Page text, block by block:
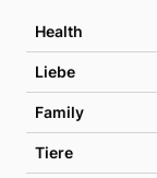
Health
Liebe
Family
Tiere